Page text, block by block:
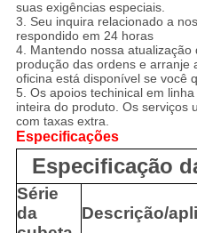
suas exigências especiais.
3. Seu inquira relacionado a
respondido em 24 horas
4. Mantendo nossa
produção das ordens e arranje
oficina está disponível se você
5. Os apoios techinical em
inteira do produto. Os serviços
com taxas extra.
Especificações
Especificação
Série
da
Descrição/